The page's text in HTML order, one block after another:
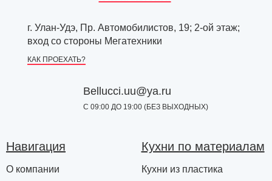
г. Улан-Удэ, Пр. Автомобилистов, 19; 2-ой этаж;
вход со стороны Мегатехники
КАК ПРОЕХАТЬ?
Bellucci.uu@ya.ru
С 09:00 ДО 19:00 (БЕЗ ВЫХОДНЫХ)
Навигация
О компании
Кухни по материалам
Кухни из пластика